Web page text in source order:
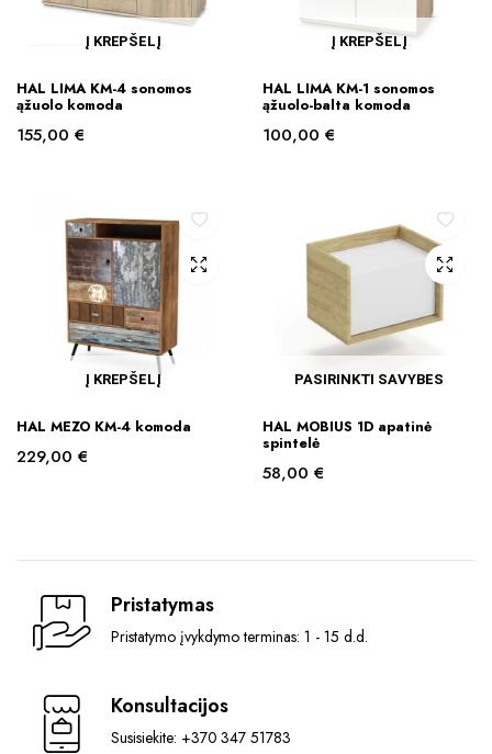
Į KREPŠELĮ
HAL LIMA KM-4 sonomos
ąžuolo komoda
155,00 €
Į KREPŠELĮ
HAL LIMA KM-1 sonomos
ąžuolo-balta komoda
100,00 €
Į KREPŠELĮ
HAL MEZO KM-4 komoda
229,00 €
PASIRINKTI SAVYBES
product
has
chosen
product
HAL MOBIUS 1D apatinė
spintelė
58,00 €
Pristatymas
Pristatymo įvykdymo terminas: 1 - 15 d.d.
Konsultacijos
Susisiekite: +370 347 51783